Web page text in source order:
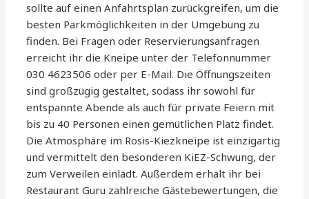
sollte auf einen Anfahrtsplan zurückgreifen, um die
besten Parkmöglichkeiten in der Umgebung zu
finden. Bei Fragen oder Reservierungsanfragen
erreicht ihr die Kneipe unter der Telefonnummer
030 4623506 oder per E-Mail. Die Öffnungszeiten
sind großzügig gestaltet, sodass ihr sowohl für
entspannte Abende als auch für private Feiern mit
bis zu 40 Personen einen gemütlichen Platz findet.
Die Atmosphäre im Rosis-Kiezkneipe ist einzigartig
und vermittelt den besonderen KiEZ-Schwung, der
zum Verweilen einlädt. Außerdem erhält ihr bei
Restaurant Guru zahlreiche Gästebewertungen, die